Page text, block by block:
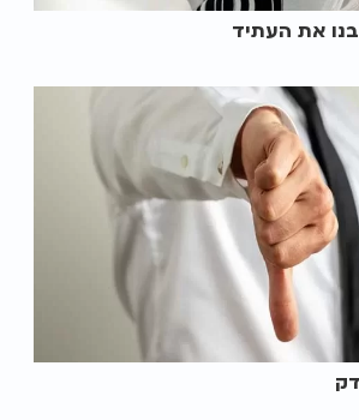
את העתיד